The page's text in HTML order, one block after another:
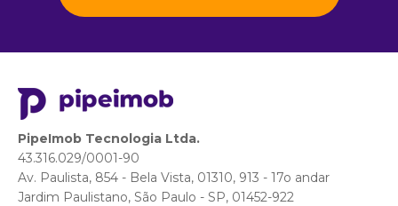
PipeImob Tecnologia Ltda.
43.316.029/0001-90
Av. Paulista, 854 - Bela Vista, 01310, 913 - 17o andar
Jardim Paulistano, São Paulo - SP, 01452-922